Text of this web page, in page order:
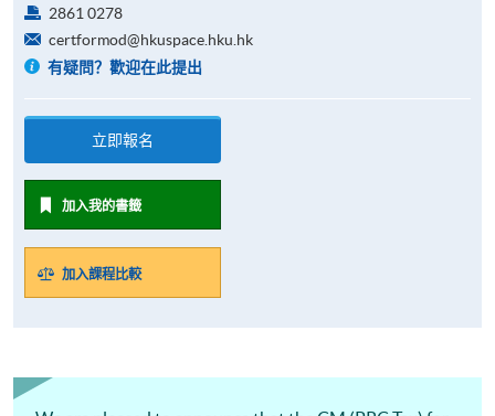
2861 0278
certformod@hkuspace.hku.hk
有疑問？歡迎在此提出
立即報名
加入我的書籤
加入課程比較